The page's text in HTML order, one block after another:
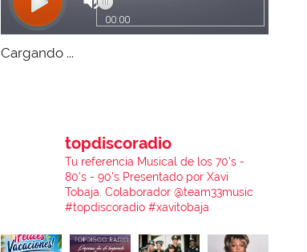
Cargando ...
topdiscoradio
Tu referencia Musical de los 70's -
80's - 90's Presentado por Xavi
Tobaja.Colaborador @team33music
#topdiscoradio #xavitobaja